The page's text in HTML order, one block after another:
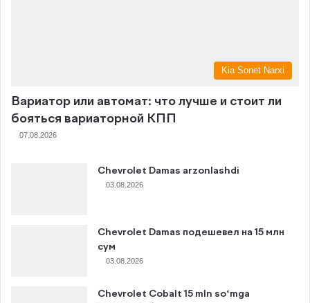
Kia Sonet Narxi
Вариатор или автомат: что лучше и стоит ли
бояться вариаторной КПП
07.08.2026
Chevrolet Damas arzonlashdi
03.08.2026
Chevrolet Damas подешевел на 15 млн
сум
03.08.2026
Chevrolet Cobalt 15 mln so‘mga